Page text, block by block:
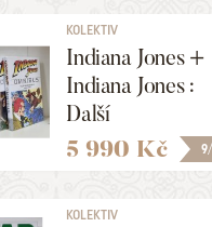
9
KOLEKTIV
Indiana Jones +
Indiana Jones :
Další
dobrodružství
(komplet 5 sv.)
5 990 Kč
KOLEKTIV